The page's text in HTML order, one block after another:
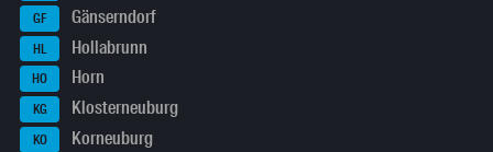
GF Gänserndorf
HL Hollabrunn
HO Horn
KG Klosterneuburg
KO Korneuburg